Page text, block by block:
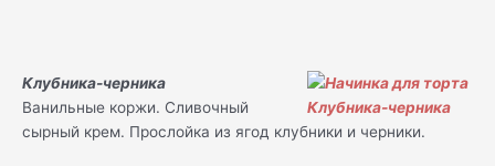
Клубника-черника
Ванильные коржи. Сливочный
сырный крем. Прослойка из ягод клубники и черники.